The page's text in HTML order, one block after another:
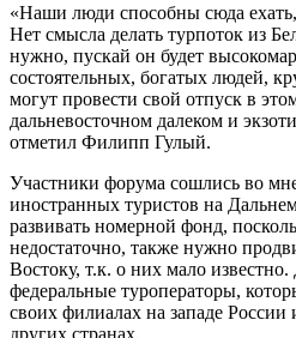
«Наши люди способны сюда
Нет смысла делать турпоток из
нужно, пускай он будет
состоятельных, богатых людей,
могут провести свой отпуск в
дальневосточном далеком и
отметил Филипп Гулый.
Участники форума сошлись во
иностранных туристов на
развивать номерной фонд,
недостаточно, также нужно
Востоку, т.к. о них мало
федеральные туроператоры,
своих филиалах на западе России
других странах.